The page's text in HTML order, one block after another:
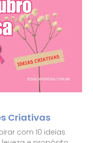
Criativas
com 10 ideias